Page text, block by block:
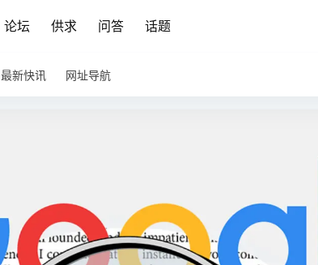
论坛 供求 问答 话题
最新快讯 网址导航